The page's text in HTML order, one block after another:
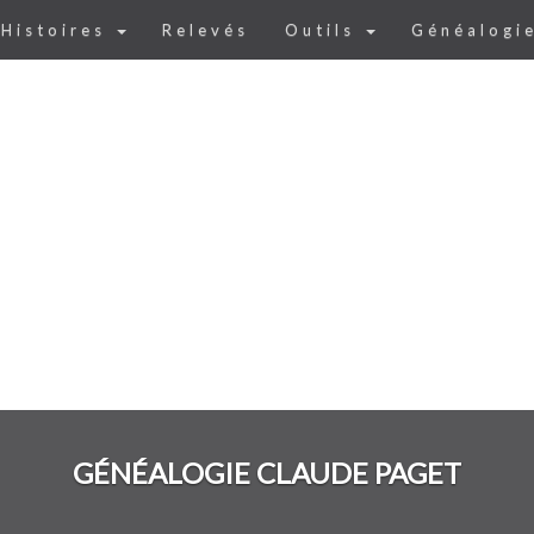
Histoires Relevés Outils
GÉNÉALOGIE CLAUDE PAGET